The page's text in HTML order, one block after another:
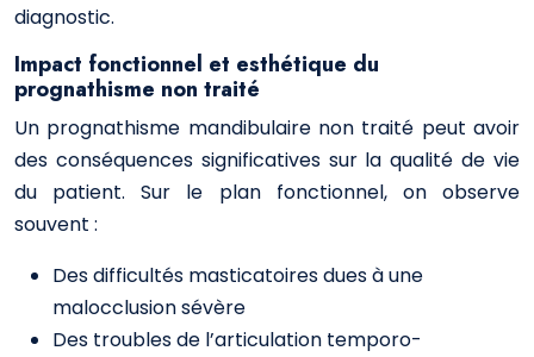
diagnostic.
Impact fonctionnel et esthétique du
prognathisme non traité
Un prognathisme mandibulaire non traité peut avoir
des conséquences significatives sur la qualité de vie
du patient. Sur le plan fonctionnel, on observe
souvent :
Des difficultés masticatoires dues à une
malocclusion sévère
Des troubles de l’articulation temporo-